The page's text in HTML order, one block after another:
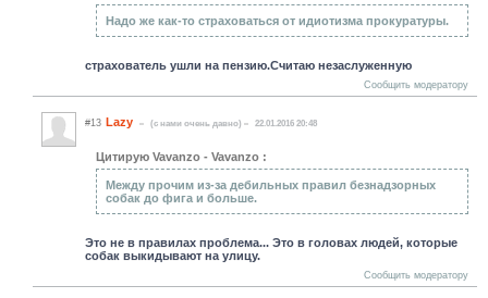
Надо же как-то страховаться от идиотизма прокуратуры.
страхователь ушли на пензию.Считаю незаслуженную
Сообщить модератору
#13 Lazy (c нами очень давно) 22.01.2016 20:48
Цитирую Vavanzo - Vavanzo :
Между прочим из-за дебильных правил безнадзорных
собак до фига и больше.
Это не в правилах проблема... Это в головах людей, которые
собак выкидывают на улицу.
Сообщить модератору